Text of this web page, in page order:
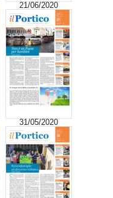
21/06/2020
31/05/2020